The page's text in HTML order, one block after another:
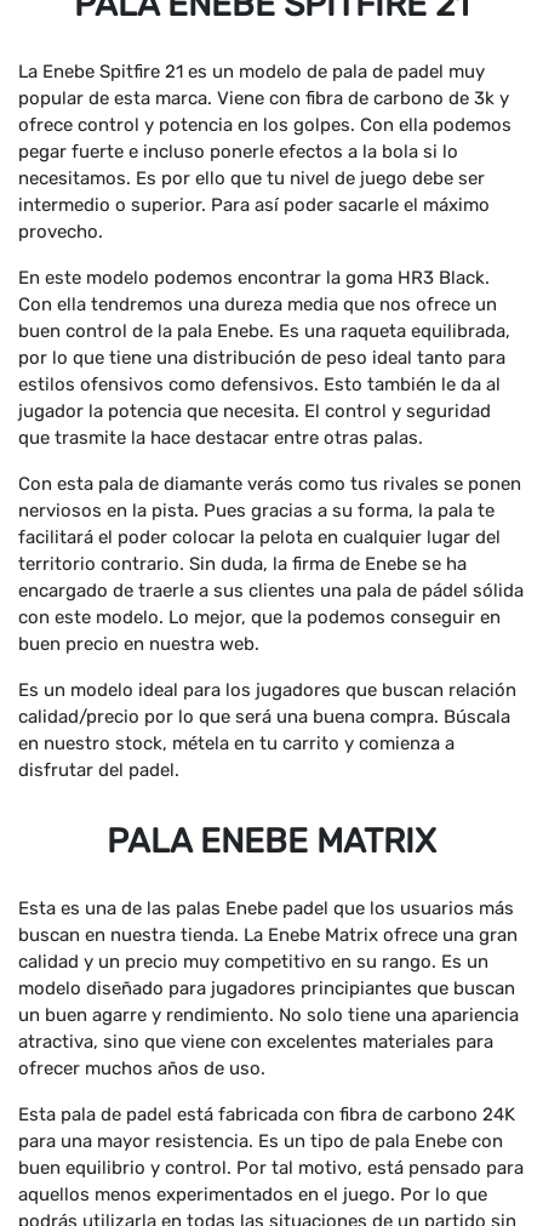
La Enebe Spitfire 21 es un modelo de pala de padel muy
popular de esta marca. Viene con fibra de carbono de 3k y
ofrece control y potencia en los golpes. Con ella podemos
pegar fuerte e incluso ponerle efectos a la bola si lo
necesitamos. Es por ello que tu nivel de juego debe ser
intermedio o superior. Para así poder sacarle el máximo
provecho.
En este modelo podemos encontrar la goma HR3 Black.
Con ella tendremos una dureza media que nos ofrece un
buen control de la pala Enebe. Es una raqueta equilibrada,
por lo que tiene una distribución de peso ideal tanto para
estilos ofensivos como defensivos. Esto también le da al
jugador la potencia que necesita. El control y seguridad
que trasmite la hace destacar entre otras palas.
Con esta pala de diamante verás como tus rivales se ponen
nerviosos en la pista. Pues gracias a su forma, la pala te
facilitará el poder colocar la pelota en cualquier lugar del
territorio contrario. Sin duda, la firma de Enebe se ha
encargado de traerle a sus clientes una pala de pádel sólida
con este modelo. Lo mejor, que la podemos conseguir en
buen precio en nuestra web.
Es un modelo ideal para los jugadores que buscan relación
calidad/precio por lo que será una buena compra. Búscala
en nuestro stock, métela en tu carrito y comienza a
disfrutar del padel.
PALA ENEBE MATRIX
Esta es una de las palas Enebe padel que los usuarios más
buscan en nuestra tienda. La Enebe Matrix ofrece una gran
calidad y un precio muy competitivo en su rango. Es un
modelo diseñado para jugadores principiantes que buscan
un buen agarre y rendimiento. No solo tiene una apariencia
atractiva, sino que viene con excelentes materiales para
ofrecer muchos años de uso.
Esta pala de padel está fabricada con fibra de carbono 24K
para una mayor resistencia. Es un tipo de pala Enebe con
buen equilibrio y control. Por tal motivo, está pensado para
aquellos menos experimentados en el juego. Por lo que
podrás utilizarla en todas las situaciones de un partido sin